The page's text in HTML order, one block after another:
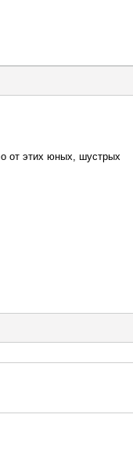
от этих юных, шустрых